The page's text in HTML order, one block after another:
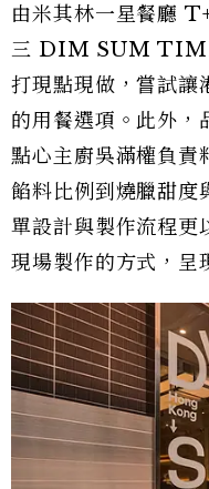
由米其林一星餐廳
三 DIM SUM TIME
打現點現做，嘗試讓
的用餐選項。此外，
點心主廚吳滿權負責
餡料比例到燒臘甜度
單設計與製作流程更
現場製作的方式，呈